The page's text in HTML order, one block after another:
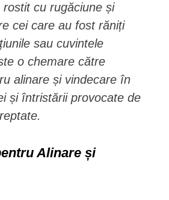
cu rugăciune și
cei care au fost răniți
sau cuvintele
o chemare către
alinare și vindecare în
și întristării provocate de
Alinare și